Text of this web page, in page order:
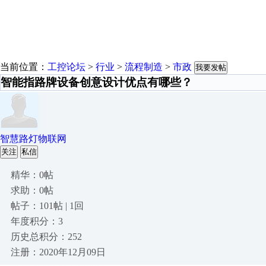
当前位置： 工控论坛 > 行业 > 流程制造 > 市政 我要发帖
智能指路牌设备创意设计优点有哪些？
智慧路灯物联网
关注 私信
精华：0帖
求助：0帖
帖子：101帖 | 1回
年度积分：3
历史总积分：252
注册：2020年12月09日